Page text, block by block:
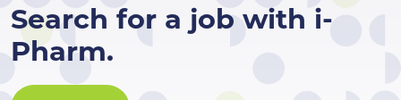
Search for a job with i-
Pharm.